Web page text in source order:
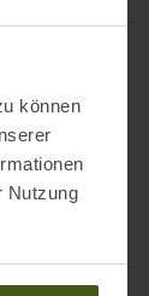
können
Nutzung